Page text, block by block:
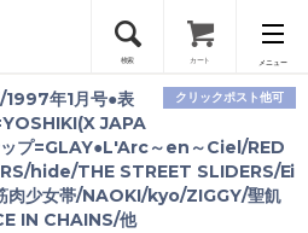
検索 カート メニュー
クリックポスト他可
1997年1月号●表
JAPA
プ=GLAY●L'Arc～en～Ciel/RED
hide/THE STREET SLIDERS/Ei
肉少女帯/NAOKI/kyo/ZIGGY/聖飢
IN CHAINS/他